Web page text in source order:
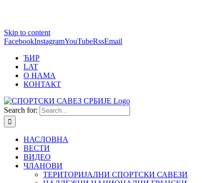
Skip to content
FacebookInstagramYouTubeRssEmail
ЋИР
LAT
О НАМА
КОНТАКТ
Search for:
НАСЛОВНА
ВЕСТИ
ВИДЕО
ЧЛАНОВИ
ТЕРИТОРИЈАЛНИ СПОРТСКИ САВЕЗИ